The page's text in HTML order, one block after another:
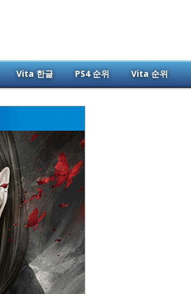
Vita 한글 PS4 순위 Vita 순위